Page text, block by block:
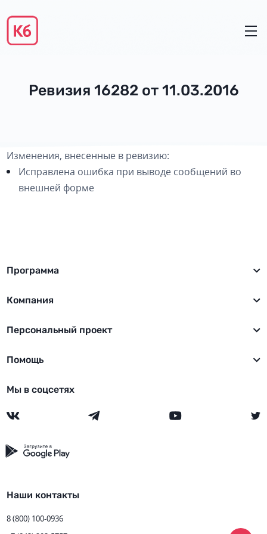
Ревизия 16282 от 11.03.2016
Изменения, внесенные в ревизию:
Исправлена ошибка при выводе сообщений во
внешней форме
Программа
Компания
Персональный проект
Помощь
Мы в соцсетях
Наши контакты
8 (800) 100-0936